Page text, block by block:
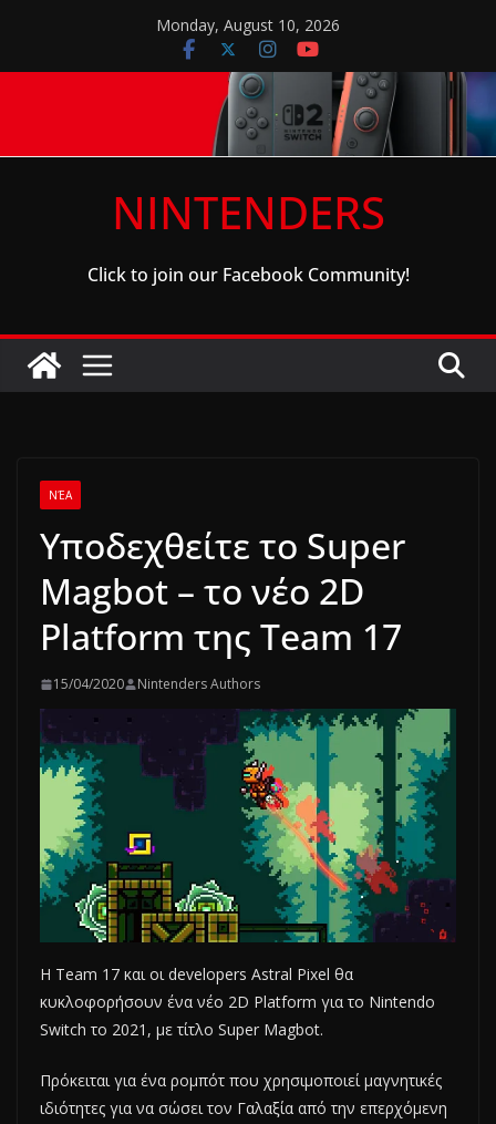
content
Monday, August 10, 2026
NINTENDERS
Click to join our Facebook Community!
ΝΈΑ
Υποδεχθείτε το Super
Magbot – το νέο 2D
Platform της Team 17
15/04/2020 Nintenders Authors
Η Team 17 και οι developers Astral Pixel θα
κυκλοφορήσουν ένα νέο 2D Platform για το Nintendo
Switch το 2021, με τίτλο Super Magbot.
Πρόκειται για ένα ρομπότ που χρησιμοποιεί μαγνητικές
ιδιότητες για να σώσει τον Γαλαξία από την επερχόμενη